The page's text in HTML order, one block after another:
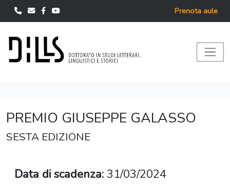
Prenota aule
PREMIO GIUSEPPE GALASSO
SESTA EDIZIONE
Data di scadenza:31/03/2024